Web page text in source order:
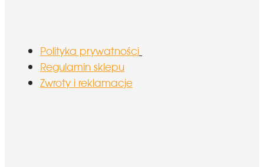
Polityka prywatności
Regulamin sklepu
Zwroty i reklamacje